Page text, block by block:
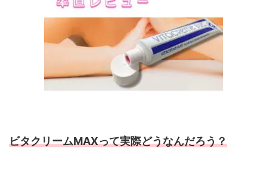
ビタクリームMAXって実際どうなんだろう？